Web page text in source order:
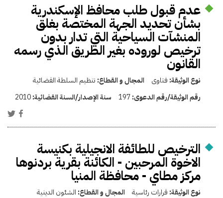
عدم قبول طلب محافظ الإسكندرية
بشأن تحديد الجهة المختصة بغلق
المنشآت السياحية التي تدار بدون
ترخيص لوروده بغير الطريق الذي رسمه
القانون
نوع الوثيقة: فتاوى المجال و القطاع: تنظيم السلطة القضائية
رقم الوثيقة/رقم الدعوى:197 سنة الإصدار/السنة القضائية:2010
الترخيص للطائفة الانجيلية بكنيسة
الاخوة المرحبين - الكائنة بقرية بردنوها
مركز مطاي - محافظة المنيا
نوع الوثيقة: قرارات رئاسية المجال و القطاع: الشئون الدينية